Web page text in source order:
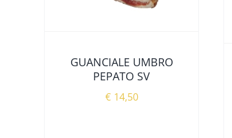
GUANCIALE UMBRO
PEPATO SV
€ 14,50